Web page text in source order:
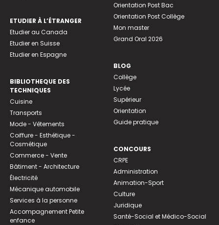
ETUDIER À L’ÉTRANGER
Etudier au Canada
Etudier en Suisse
Etudier en Espagne
BIBLIOTHEQUE DES
TECHNIQUES
Cuisine
Transports
Mode - Vêtements
Coiffure - Esthétique -
Cosmétique
Commerce - Vente
Bâtiment - Architecture
Électricité
Mécanique automobile
Services à la personne
Accompagnement Petite
enfance
Orientation Post Bac
Orientation Post Collège
Mon master
Grand Oral 2026
BLOG
Collège
Lycée
Supérieur
Orientation
Guide pratique
CONCOURS
CRPE
Administration
Animation-Sport
Culture
Juridique
Santé-Social et Médico-Social